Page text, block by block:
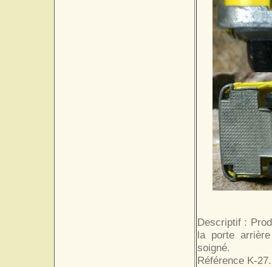
Descriptif :
la porte
soigné.
Référence K-